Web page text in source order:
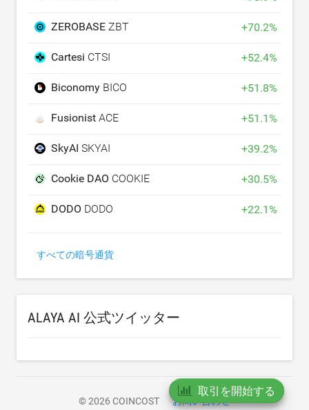
ZEROBASE ZBT +70.2%
Cartesi CTSI +52.4%
Biconomy BICO +51.8%
Fusionist ACE +51.1%
SkyAI SKYAI +39.2%
Cookie DAO COOKIE +30.5%
DODO DODO +22.1%
すべての暗号通貨
ALAYA AI 公式ツイッター
© 2026 COINCOST お問い合わせ
取引を開始する